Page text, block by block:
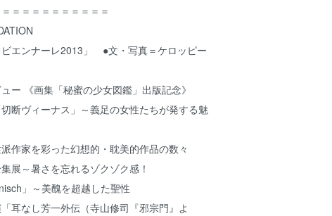
＝＝＝＝＝＝＝＝＝＝
ビエンナーレ2013」 ●文・写真＝ケロッピー
ー 《画集「秘蜜の少女図鑑」出版記念》
断ヴィーナス」～義足の女性たちが発する魅
作家を彩った幻想的・耽美的作品の数々
展～暑さを忘れるゾクゾク感！
」～美醜を超越した聖性
耳なし芳一外伝（寺山修司『邪宗門』よ